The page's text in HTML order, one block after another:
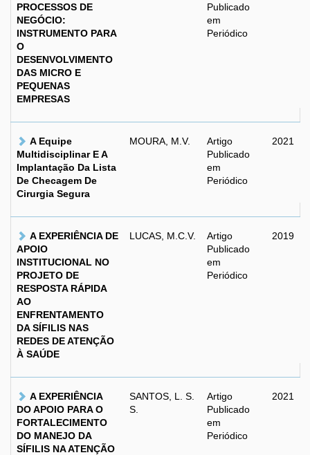
PROCESSOS DE
NEGÓCIO:
INSTRUMENTO PARA
O
DESENVOLVIMENTO
DAS MICRO E
PEQUENAS
EMPRESAS
Publicado
em
Periódico
A Equipe
Multidisciplinar E A
Implantação Da Lista
De Checagem De
Cirurgia Segura
MOURA, M.V.
Artigo
Publicado
em
Periódico
2021
A EXPERIÊNCIA DE
APOIO
INSTITUCIONAL NO
PROJETO DE
RESPOSTA RÁPIDA
AO
ENFRENTAMENTO
DA SÍFILIS NAS
REDES DE ATENÇÃO
À SAÚDE
LUCAS, M.C.V.
Artigo
Publicado
em
Periódico
2019
A EXPERIÊNCIA
DO APOIO PARA O
FORTALECIMENTO
DO MANEJO DA
SÍFILIS NA ATENÇÃO
SANTOS, L. S.
S.
Artigo
Publicado
em
Periódico
2021